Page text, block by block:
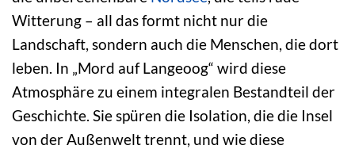
Witterung – all das formt nicht nur die
Landschaft, sondern auch die Menschen, die dort
leben. In „Mord auf Langeoog“ wird diese
Atmosphäre zu einem integralen Bestandteil der
Geschichte. Sie spüren die Isolation, die die Insel
von der Außenwelt trennt, und wie diese